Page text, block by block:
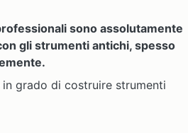
sono assolutamente
gli strumenti antichi, spesso
grado di costruire strumenti